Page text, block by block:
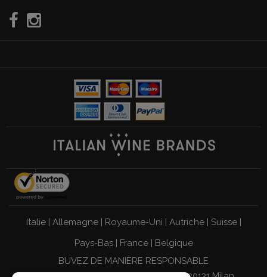
Italie| Allemagne| Royaume-Uni | Autriche| Suisse|
Pays-Bas| France| Belgique
BUVEZ DE MANIÈRE RESPONSABLE